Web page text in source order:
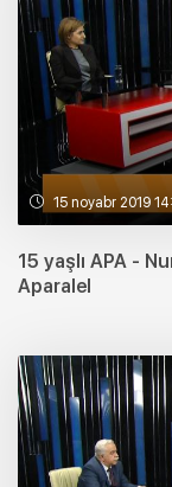
15 noyabr 2019
15 yaşlı APA -
Aparalel